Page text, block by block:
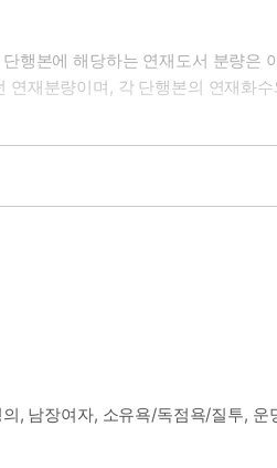
행본에 해당하는 연재도서 분량은
연재분량이며, 각 단행본의 연재화
, 남장여자, 소유욕/독점욕/질투,